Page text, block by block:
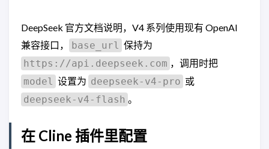
DeepSeek 官方文档说明，V4 系列使用现有 OpenAI
兼容接口，
base_url 保持为
https://api.deepseek.com ，调用时把
model 设置为 deepseek-v4-pro 或
deepseek-v4-flash 。
在 Cline 插件里配置